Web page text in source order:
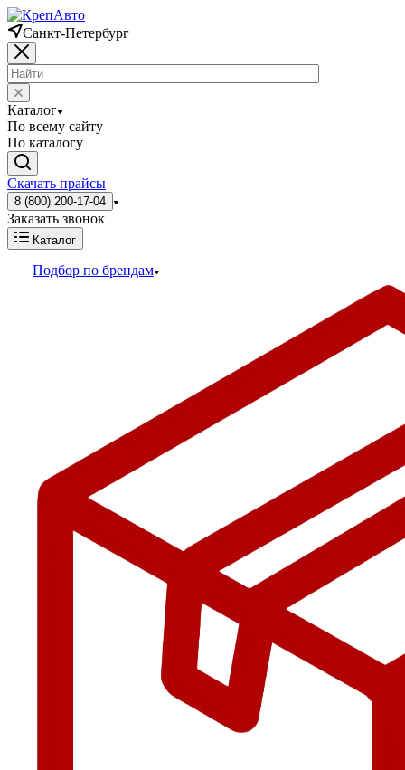
Санкт-Петербург
Каталог
По всему сайту
По каталогу
Скачать прайсы
8 (800) 200-17-04
Заказать звонок
Каталог
Подбор по брендам